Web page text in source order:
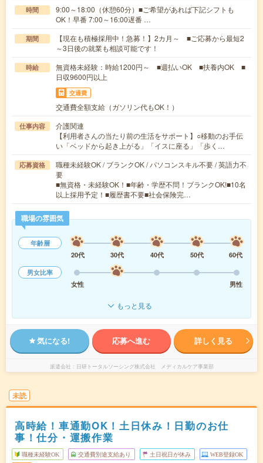
時間
9:00～18:00（休憩60分）■ご希望があれば下記シフトも
OK！早番 7:00～16:00遅番 …
期間
【現在も積極採用中！急募！】2カ月～ ■ご応募から最短2
～3日後の就業も相談可能です！
時給
無資格未経験：時給1200円～ ■週払いOK ■扶養内OK ■
日収9600円以上
交通費
交通費全額支給（ガソリン代もOK！）
仕事内容
介護関連
【利用者さんの当たり前の生活をサポート】○移動のお手伝
い「ベッドから起き上がる」「イスに座る」「歩く…
応募資格
職種未経験OK / ブランクOK / パソコンスキル不要 / 英語力不
要
■無資格・未経験OK！■年齢・学歴不問！ブランクOK!■10名
以上採用予定！■履歴書不要■社会保険完…
職場の雰囲気
年齢層
20代
30代 40代 50代
60代
男女比率
女性
男性
もっと見る
気になる! 応募へ進む 詳しく見る
派遣会社 日研トータルソーシング株式会社 メディカルケア事業部
未読
高時給！車通勤OK！土日休み！日勤のお仕
事！仕分・運搬作業
職種未経験OK 交通費別途支給あり 土日祝日が休み WEB登録OK